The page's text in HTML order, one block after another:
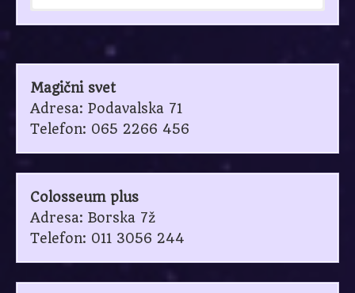
cuda/
Magični svet
Adresa: Podavalska 71
Telefon: 065 2266 456
Colosseum plus
Adresa: Borska 7ž
Telefon: 011 3056 244